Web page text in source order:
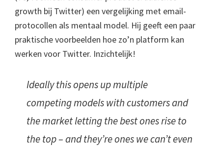
growth bij Twitter) een vergelijking met email-
protocollen als mentaal model. Hij geeft een paar
praktische voorbeelden hoe zo’n platform kan
werken voor Twitter. Inzichtelijk!
Ideally this opens up multiple
competing models with customers and
the market letting the best ones rise to
the top – and they’re ones we can’t even